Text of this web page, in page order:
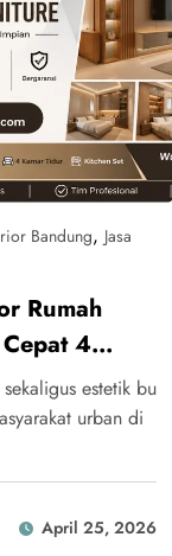
Bandung, Jasa
Rumah
4
estetik bu
urban di
April 25, 2026